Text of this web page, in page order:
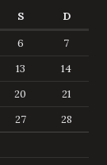
S
D
6
7
13
14
20
21
27
28